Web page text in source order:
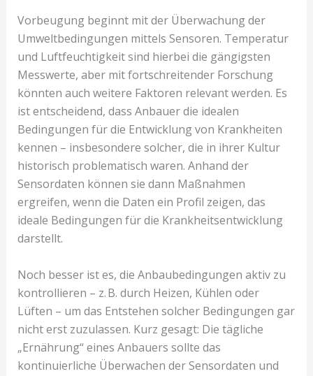
Vorbeugung beginnt mit der Überwachung der
Umweltbedingungen mittels Sensoren. Temperatur
und Luftfeuchtigkeit sind hierbei die gängigsten
Messwerte, aber mit fortschreitender Forschung
könnten auch weitere Faktoren relevant werden. Es
ist entscheidend, dass Anbauer die idealen
Bedingungen für die Entwicklung von Krankheiten
kennen – insbesondere solcher, die in ihrer Kultur
historisch problematisch waren. Anhand der
Sensordaten können sie dann Maßnahmen
ergreifen, wenn die Daten ein Profil zeigen, das
ideale Bedingungen für die Krankheitsentwicklung
darstellt.
Noch besser ist es, die Anbaubedingungen aktiv zu
kontrollieren – z. B. durch Heizen, Kühlen oder
Lüften – um das Entstehen solcher Bedingungen gar
nicht erst zuzulassen. Kurz gesagt: Die tägliche
„Ernährung“ eines Anbauers sollte das
kontinuierliche Überwachen der Sensordaten und